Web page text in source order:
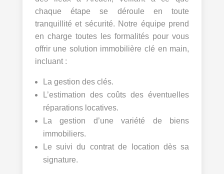
chaque étape se déroule en toute
tranquillité et sécurité. Notre équipe prend
en charge toutes les formalités pour vous
offrir une solution immobilière clé en main,
incluant :
La gestion des clés.
L’estimation des coûts des éventuelles
réparations locatives.
La gestion d’une variété de biens
immobiliers.
Le suivi du contrat de location dès sa
signature.